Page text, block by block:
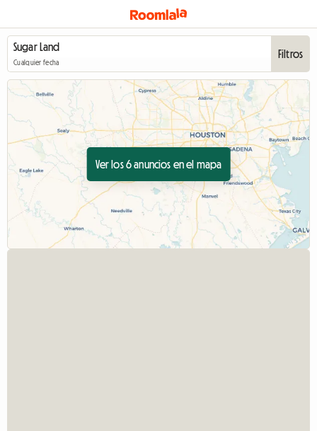
Cualquier fecha
Filtros
Ver los 6 anuncios en el mapa